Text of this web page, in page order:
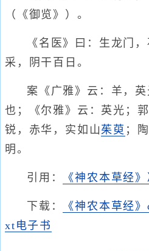
（《御览》）。
《名医》曰：生龙门
采，阴干百日。
案《广雅》云：羊，
也；《尔雅》云：英光；
锐，赤华，实如山 茱萸 ；
明。
引用： 《神农本草经
下载： 《神农本草经
xt电子书